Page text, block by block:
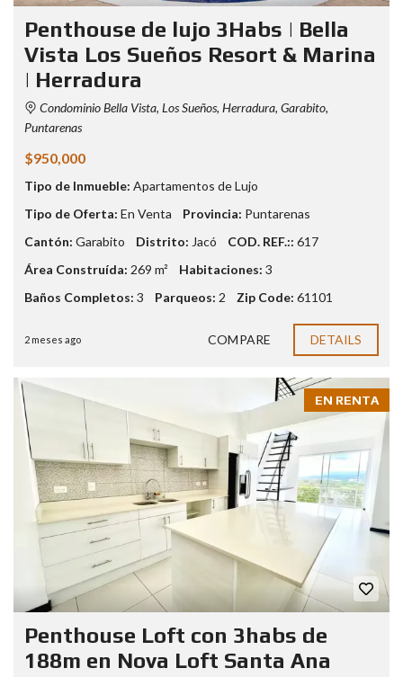
Penthouse de lujo 3Habs | Bella
Vista Los Sueños Resort & Marina
| Herradura
Condominio Bella Vista, Los Sueños, Herradura, Garabito,
Puntarenas
$950,000
Tipo de Inmueble: Apartamentos de Lujo
Tipo de Oferta: En Venta Provincia: Puntarenas
Cantón: Garabito Distrito: Jacó COD. REF.:: 617
Área Construída: 269 m² Habitaciones: 3
Baños Completos: 3 Parqueos: 2 Zip Code: 61101
2 meses ago COMPARE DETAILS
EN RENTA
Penthouse Loft con 3habs de
188m en Nova Loft Santa Ana